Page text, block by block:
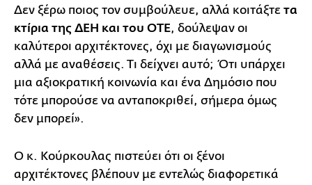
Δεν ξέρω ποιος τον συμβούλευε, αλλά κοιτάξτε τα
κτίρια της ΔΕΗ και του ΟΤΕ, δούλεψαν οι
καλύτεροι αρχιτέκτονες, όχι με διαγωνισμούς
αλλά με αναθέσεις. Τι δείχνει αυτό; Ότι υπάρχει
μια αξιοκρατική κοινωνία και ένα Δημόσιο που
τότε μπορούσε να ανταποκριθεί, σήμερα όμως
δεν μπορεί».
Ο κ. Κούρκουλας πιστεύει ότι οι ξένοι
αρχιτέκτονες βλέπουν με εντελώς διαφορετικά